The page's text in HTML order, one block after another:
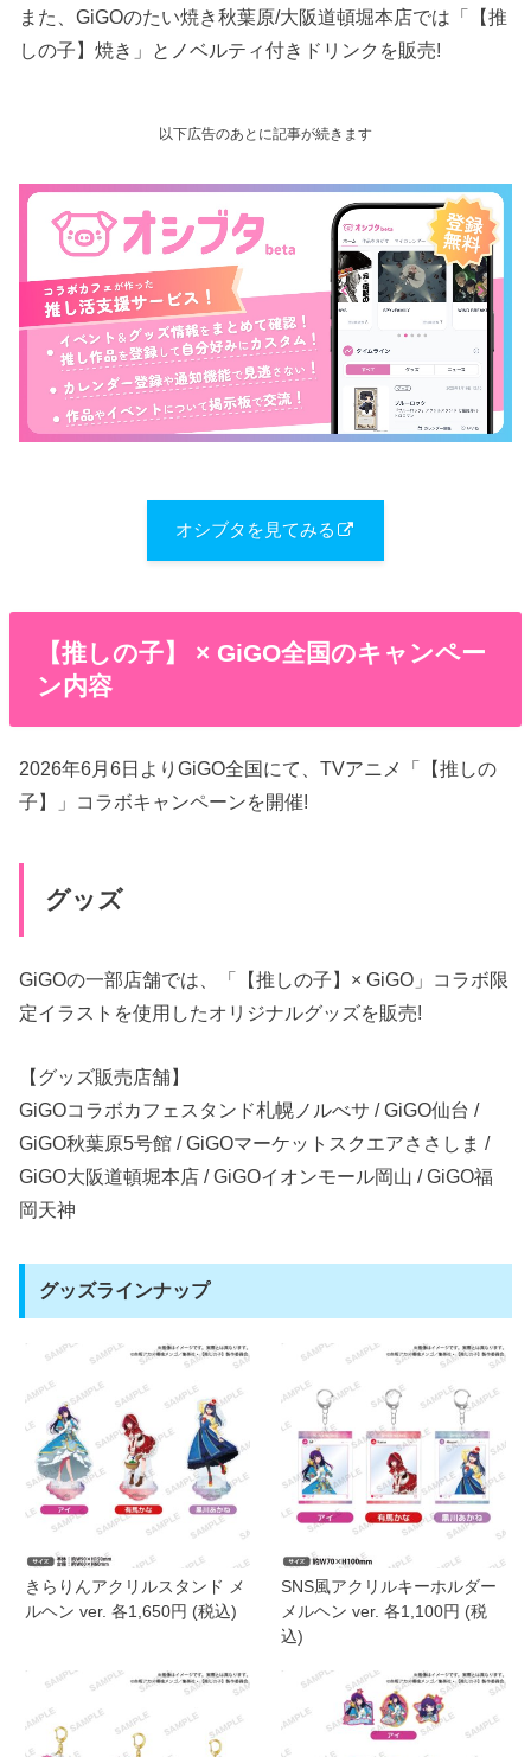
また、GiGOのたい焼き秋葉原/大阪道頓堀本店では「【推
しの子】焼き」とノベルティ付きドリンクを販売!
以下広告のあとに記事が続きます
オシブタを見てみる
【推しの子】 × GiGO全国のキャンペー
ン内容
2026年6月6日よりGiGO全国にて、TVアニメ「【推しの
子】」コラボキャンペーンを開催!
グッズ
GiGOの一部店舗では、「【推しの子】× GiGO」コラボ限
定イラストを使用したオリジナルグッズを販売!
【グッズ販売店舗】
GiGOコラボカフェスタンド札幌ノルべサ / GiGO仙台 /
GiGO秋葉原5号館 / GiGOマーケットスクエアささしま /
GiGO大阪道頓堀本店 / GiGOイオンモール岡山 / GiGO福
岡天神
グッズラインナップ
きらりんアクリルスタンド メ
ルヘン ver. 各1,650円 (税込)
SNS風アクリルキーホルダー
メルヘン ver. 各1,100円 (税
込)